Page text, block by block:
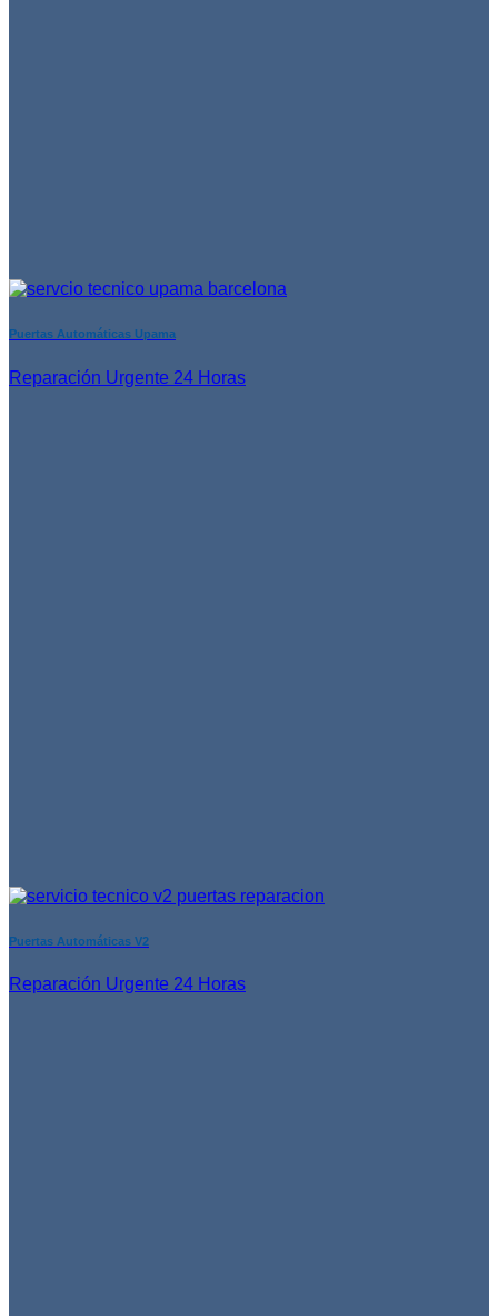
Puertas Automáticas Upama
Reparación Urgente 24 Horas
Puertas Automáticas V2
Reparación Urgente 24 Horas